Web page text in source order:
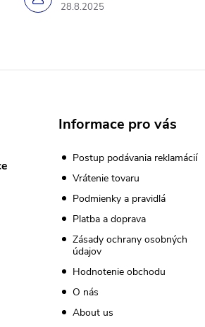
28.8.2025
Informace pro vás
Postup podávania reklamácií
Vrátenie tovaru
Podmienky a pravidlá
Platba a doprava
Zásady ochrany osobných
údajov
Hodnotenie obchodu
O nás
About us